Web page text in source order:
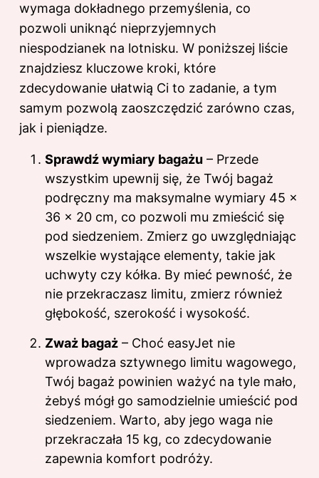
wymaga dokładnego przemyślenia, co
pozwoli uniknąć nieprzyjemnych
niespodzianek na lotnisku. W poniższej liście
znajdziesz kluczowe kroki, które
zdecydowanie ułatwią Ci to zadanie, a tym
samym pozwolą zaoszczędzić zarówno czas,
jak i pieniądze.
Sprawdź wymiary bagażu – Przede
wszystkim upewnij się, że Twój bagaż
podręczny ma maksymalne wymiary 45 x
36 x 20 cm, co pozwoli mu zmieścić się
pod siedzeniem. Zmierz go uwzględniając
wszelkie wystające elementy, takie jak
uchwyty czy kółka. By mieć pewność, że
nie przekraczasz limitu, zmierz również
głębokość, szerokość i wysokość.
Zważ bagaż – Choć easyJet nie
wprowadza sztywnego limitu wagowego,
Twój bagaż powinien ważyć na tyle mało,
żebyś mógł go samodzielnie umieścić pod
siedzeniem. Warto, aby jego waga nie
przekraczała 15 kg, co zdecydowanie
zapewnia komfort podróży.